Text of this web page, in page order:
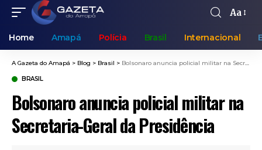
Aa
Home Amapá Polícia Brasil Internacional
A Gazeta do Amapá > Blog > Brasil > Bolsonaro anuncia policial militar na Secretaria-Geral da Presidência
BRASIL
Bolsonaro anuncia policial militar na
Secretaria-Geral da Presidência